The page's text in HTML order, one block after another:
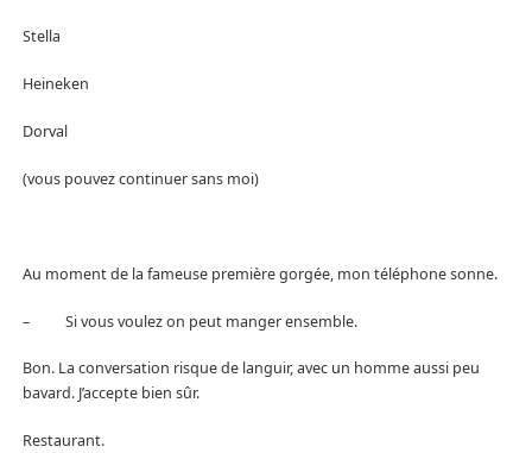
Stella
Heineken
Dorval
(vous pouvez continuer sans moi)
Au moment de la fameuse première gorgée, mon téléphone sonne.
– Si vous voulez on peut manger ensemble.
Bon. La conversation risque de languir, avec un homme aussi peu
bavard. J’accepte bien sûr.
Restaurant.